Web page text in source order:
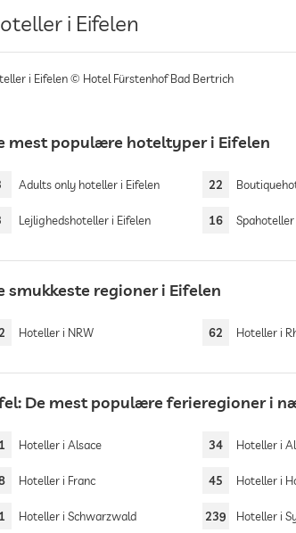
i Eifelen
i Eifelen © Hotel Fürstenhof Bad Bertrich
mest populære hoteltyper i Eifelen
Adults only hoteller i Eifelen 22
Lejlighedshoteller i Eifelen 16
smukkeste regioner i Eifelen
Hoteller i NRW 62 Hoteller i
De mest populære ferieregioner i
Hoteller i Alsace 34 Hoteller i
Hoteller i Franc 45 Hoteller i
Hoteller i Schwarzwald 239 Hoteller i